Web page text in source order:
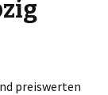
preiswerten